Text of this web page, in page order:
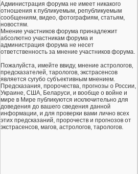
Администрация форума не имеет никакого
отношения к публикуемым, републикуемым
сообщениям, видео, фотографиям, статьям,
новостям.
Мнение участников форума принадлежит
абсолютно участникам форума и
администрация форума не несет
ответственность за мнение участников форума.
Пожалуйста, имейте ввиду, мнение астрологов,
предсказателей, тарологов, экстрасенсов
является сугубо субъективным мнением.
Предсказания, пророчества, прогнозы о России,
Украине, США, Беларуси, и вообще о войне и
мире в Мире публикуются исключительно для
доведения до вашего сведения данной
информации, и для проверки вами лично всех
этих предсказаний, пророчеств и прогнозов от
экстрасенсов, магов, астрологов, тарологов.